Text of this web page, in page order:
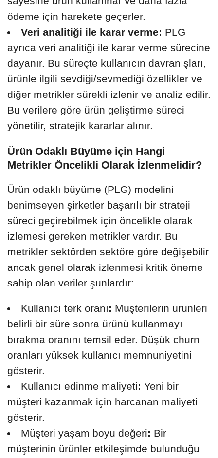
ödeme için harekete geçerler.
Veri analitiği ile karar verme: PLG
ayrıca veri analitiği ile karar verme sürecine
dayanır. Bu süreçte kullanıcın davranışları,
ürünle ilgili sevdiği/sevmediği özellikler ve
diğer metrikler sürekli izlenir ve analiz edilir.
Bu verilere göre ürün geliştirme süreci
yönetilir, stratejik kararlar alınır.
Ürün Odaklı Büyüme için Hangi
Metrikler Öncelikli Olarak İzlenmelidir?
Ürün odaklı büyüme (PLG) modelini
benimseyen şirketler başarılı bir strateji
süreci geçirebilmek için öncelikle olarak
izlemesi gereken metrikler vardır. Bu
metrikler sektörden sektöre göre değişebilir
ancak genel olarak izlenmesi kritik öneme
sahip olan veriler şunlardır:
Kullanıcı terk oranı: Müşterilerin ürünleri
belirli bir süre sonra ürünü kullanmayı
bırakma oranını temsil eder. Düşük churn
oranları yüksek kullanıcı memnuniyetini
gösterir.
Kullanıcı edinme maliyeti: Yeni bir
müşteri kazanmak için harcanan maliyeti
gösterir.
Müşteri yaşam boyu değeri: Bir
müşterinin ürünler etkileşimde bulunduğu